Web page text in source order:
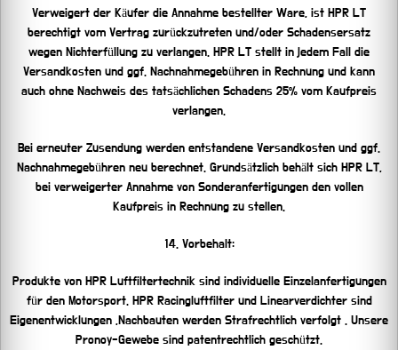
Verweigert der Käufer die Annahme bestellter Ware, ist HPR LT
berechtigt vom Vertrag zurückzutreten und/oder Schadensersatz
wegen Nichterfüllung zu verlangen. HPR LT stellt in jedem Fall die
Versandkosten und ggf. Nachnahmegebühren in Rechnung und kann
auch ohne Nachweis des tatsächlichen Schadens 25% vom Kaufpreis
verlangen.
Bei erneuter Zusendung werden entstandene Versandkosten und ggf.
Nachnahmegebühren neu berechnet. Grundsätzlich behält sich HPR LT,
bei verweigerter Annahme von Sonderanfertigungen den vollen
Kaufpreis in Rechnung zu stellen.
14. Vorbehalt:
Produkte von HPR Luftfiltertechnik sind individuelle Einzelanfertigungen
für den Motorsport. HPR Racingluftfilter und Linearverdichter sind
Eigenentwicklungen ,Nachbauten werden Strafrechtlich verfolgt . Unsere
Pronoy-Gewebe sind patentrechtlich geschützt.